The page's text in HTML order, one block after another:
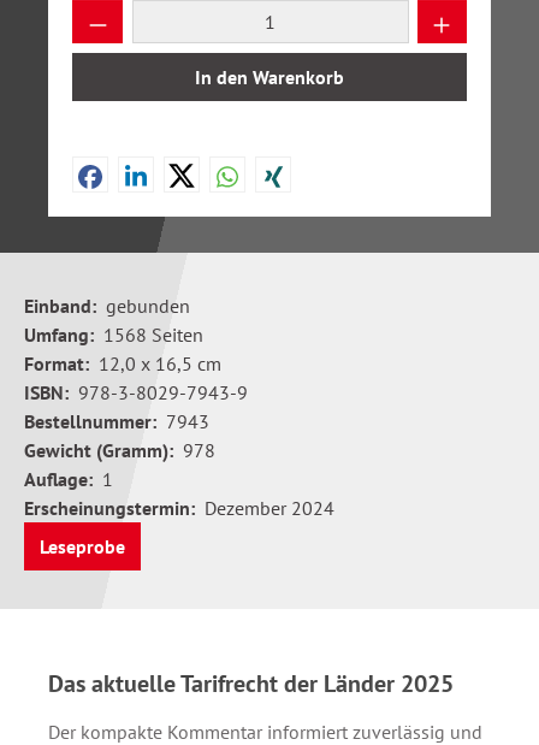
Produkt Anzahl: Gib den gewünschten
In den Warenkorb
Einband: gebunden
Umfang: 1568 Seiten
Format: 12,0 x 16,5 cm
ISBN: 978-3-8029-7943-9
Bestellnummer: 7943
Gewicht (Gramm): 978
Auflage: 1
Erscheinungstermin: Dezember 2024
Leseprobe
Das aktuelle Tarifrecht der Länder 2025
Der kompakte Kommentar informiert zuverlässig und